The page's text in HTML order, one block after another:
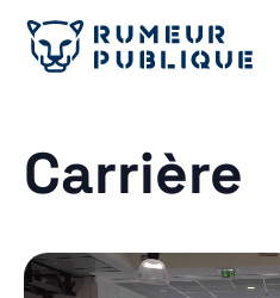
Carrière